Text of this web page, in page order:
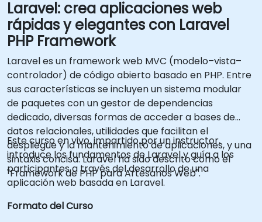
Laravel: crea aplicaciones web
rápidas y elegantes con Laravel
PHP Framework
Laravel es un framework web MVC (modelo–vista–
controlador) de código abierto basado en PHP. Entre
sus características se incluyen un sistema modular
de paquetes con un gestor de dependencias
dedicado, diversas formas de acceder a bases de
datos relacionales, utilidades que facilitan el
despliegue y la mantenimiento de aplicaciones, y una
sintaxis concisa. Laravel ha sido descrito como el
"Framework de PHP para Artesanos Web".
Este curso en vivo, impartido por un instructor,
introduce los fundamentos de Laravel y guía a los
participantes a través del desarrollo de una
aplicación web basada en Laravel.
Formato del Curso